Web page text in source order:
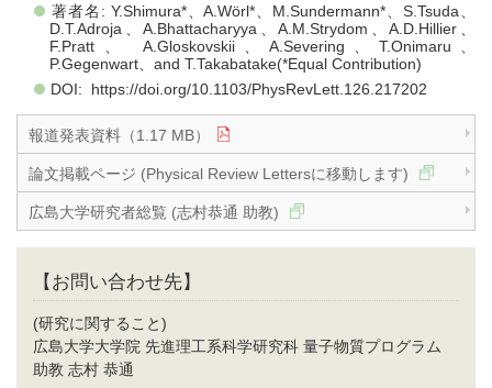
著者名: Y.Shimura*、A.Wörl*、M.Sundermann*、S.Tsuda、
D.T.Adroja、A.Bhattacharyya、A.M.Strydom、A.D.Hillier、
F.Pratt、 A.Gloskovskii、A.Severing、T.Onimaru、
P.Gegenwart、and T.Takabatake(*Equal Contribution)
DOI: https://doi.org/10.1103/PhysRevLett.126.217202
報道発表資料（1.17 MB）
論文掲載ページ (Physical Review Lettersに移動します)
広島大学研究者総覧 (志村恭通 助教)
【お問い合わせ先】
(研究に関すること)
広島大学大学院 先進理工系科学研究科 量子物質プログラム
助教 志村 恭通